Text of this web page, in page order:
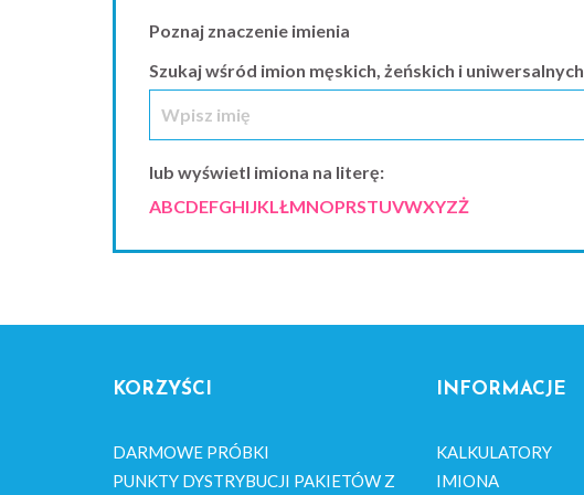
Poznaj znaczenie imienia
Szukaj wśród imion męskich, żeńskich i uniwersalnych
lub wyświetl imiona na literę:
ABCDEFGHIJKLŁMNOPRSTUVWXYZŻ
KORZYŚCI
DARMOWE PRÓBKI
PUNKTY DYSTRYBUCJI PAKIETÓW Z
INFORMACJE
KALKULATORY
IMIONA